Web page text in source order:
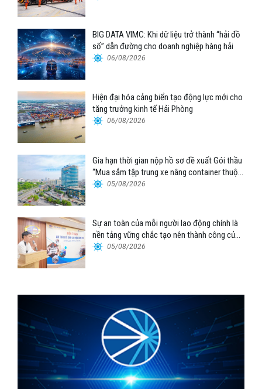
BIG DATA VIMC: Khi dữ liệu trở thành “hải đồ
số” dẫn đường cho doanh nghiệp hàng hải
06/08/2026
Hiện đại hóa cảng biển tạo động lực mới cho
tăng trưởng kinh tế Hải Phòng
06/08/2026
Gia hạn thời gian nộp hồ sơ đề xuất Gói thầu
“Mua sắm tập trung xe nâng container thuộc
Tổng công ty Hàng hải Việt Nam – CTCP”
05/08/2026
Sự an toàn của mỗi người lao động chính là
nền tảng vững chắc tạo nên thành công của
Cảng Đà Nẵng
05/08/2026